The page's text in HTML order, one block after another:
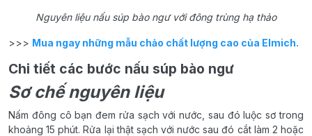
Nguyên liệu nấu súp bào ngư với đông trùng hạ thảo
>>> Mua ngay những mẫu chảo chất lượng cao của Elmich.
Chi tiết các bước nấu súp bào ngư
Sơ chế nguyên liệu
Nấm đông cô bạn đem rửa sạch với nước, sau đó luộc sơ trong
khoảng 15 phút. Rửa lại thật sạch với nước sau đó cắt làm 2 hoặc